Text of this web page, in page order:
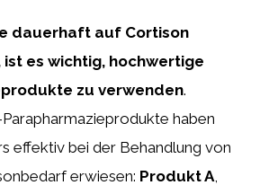
dauerhaft auf Cortison
ist es wichtig, hochwertige
zu verwenden.
haben
effektiv bei der Behandlung von
erwiesen: Produkt A